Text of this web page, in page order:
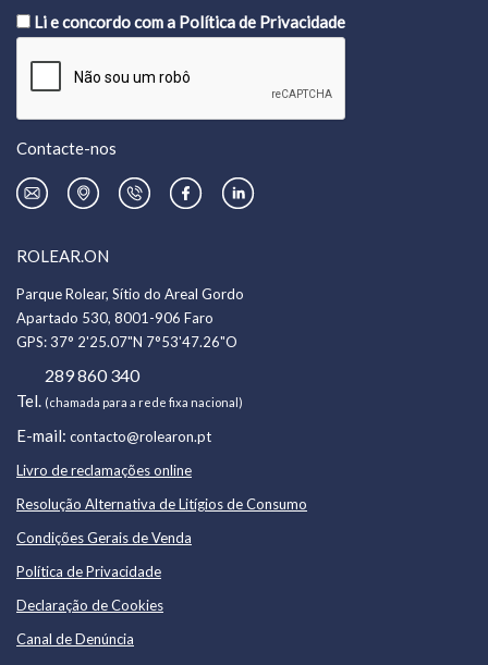
Li e concordo com a Política de Privacidade
Contacte-nos
ROLEAR.ON
Parque Rolear, Sítio do Areal Gordo
Apartado 530, 8001-906 Faro
GPS:37° 2'25.07"N 7°53'47.26"O
Tel.
289 860 340
(chamada para a rede fixa nacional)
E-mail: contacto@rolearon.pt
Livro de reclamações online
Resolução Alternativa de Litígios de Consumo
Condições Gerais de Venda
Política de Privacidade
Declaração de Cookies
Canal de Denúncia